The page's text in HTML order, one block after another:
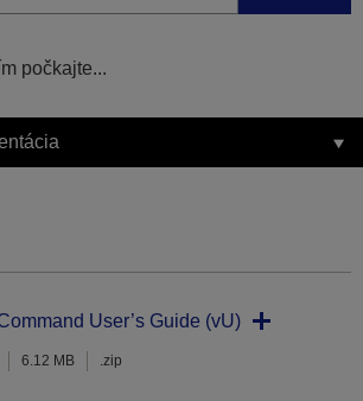
počkajte...
User’s Guide (vU)
6.12 MB .zip